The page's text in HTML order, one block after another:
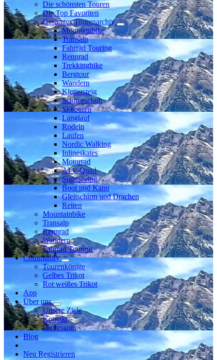
Die schönsten Touren
Die Top Favoriten
Gesamtes Tourenarchiv
Mountainbike
Transalp
Fahrrad Touring
Rennrad
Trekkingbike
Bergtour
Wandern
Klettersteig
Schneeschuh
Skitouren
Langlauf
Rodeln
Laufen
Nordic Walking
Inlineskates
Motorrad
ATV-Quad
Sightseeing
Boot und Kanu
Gleitschirm und Drachen
Reiten
Mountainbike
Transalp
Rennrad
Wandern
Fahrrad Touring
Community
Tourenkönige
Gelbes Trikot
Rot weißes Trikot
App
Über uns
Unsere Ziele
Kontakt
Impressum
Blog
Neu Registrieren